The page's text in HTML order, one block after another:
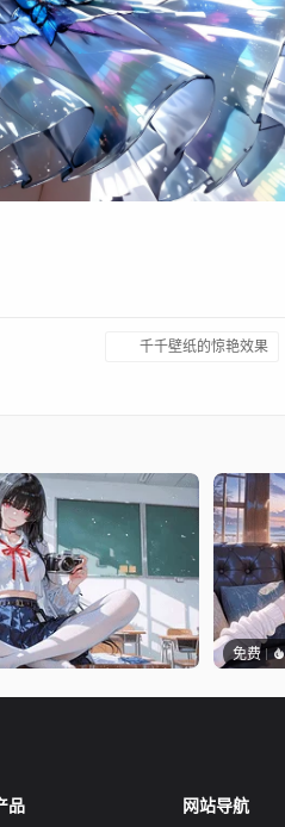
千千壁纸的惊艳效果
免费
品 网站导航